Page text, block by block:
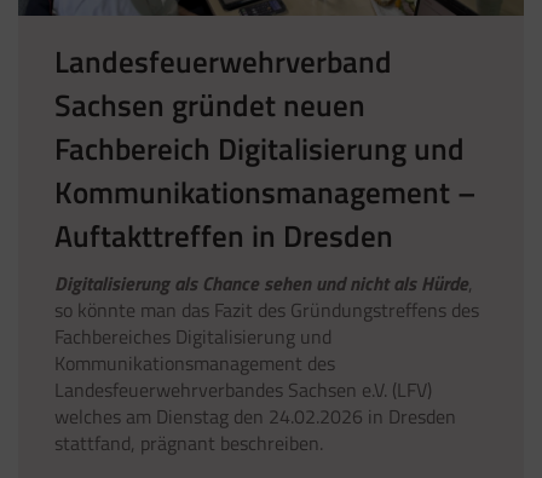
Landesfeuerwehrverband
Sachsen gründet neuen
Fachbereich Digitalisierung und
Kommunikationsmanagement –
Auftakttreffen in Dresden
Digitalisierung als Chance sehen und nicht als Hürde,
so könnte man das Fazit des Gründungstreffens des
Fachbereiches Digitalisierung und
Kommunikationsmanagement des
Landesfeuerwehrverbandes Sachsen e.V. (LFV)
welches am Dienstag den 24.02.2026 in Dresden
stattfand, prägnant beschreiben.